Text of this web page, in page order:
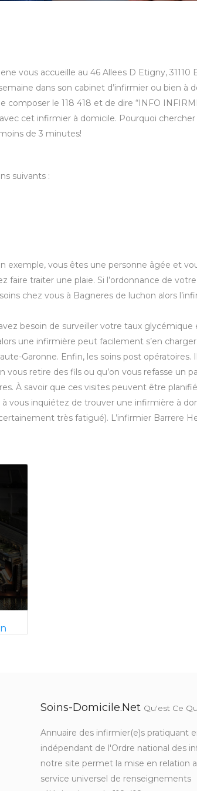
vous accueille au 46 Allees D Etigny, 31110
dans son cabinet d’infirmier ou bien à
composer le 118 418 et de dire “INFO
cet infirmier à domicile. Pourquoi
de 3 minutes!
suivants :
exemple, vous êtes une personne âgée et
faire traiter une plaie. Si l’ordonnance de
chez vous à Bagneres de luchon alors
besoin de surveiller votre taux glycémique
une infirmière peut facilement s’en
Garonne. Enfin, les soins post opératoires.
vous retire des fils ou qu’on vous refasse un
À savoir que ces visites peuvent être
vous inquiétez de trouver une infirmière à
très fatigué). L’infirmier Barrere
Soins-Domicile.net Qu'est Ce
Annuaire des infirmier(e)s pratiquant
indépendant de l'Ordre national des
notre site permet la mise en relation
service universel de renseignements